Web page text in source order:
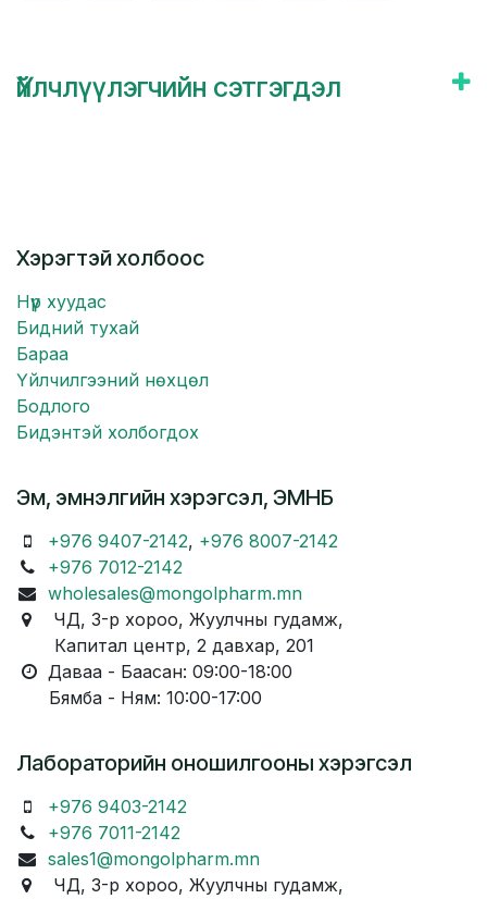
Үйлчлүүлэгчийн сэтгэгдэл
Хэрэгтэй холбоос
Нүүр хуудас
Бидний тухай
Бараа
Үйлчилгээний нөхцөл
Бодлого
Бидэнтэй холбогдох
Эм, эмнэлгийн хэрэгсэл, ЭМНБ
+976 9407-2142, +976 8007-2142
+976 7012-2142
wholesales@mongolpharm.mn
ЧД, 3-р хороо, Жуулчны гудамж,
Капитал центр, 2 давхар, 201
Даваа - Баасан: 09:00-18:00
Бямба - Ням: 10:00-17:00
Лабораторийн оношилгооны хэрэгсэл
+976 9403-2142
+976 7011-2142
sales1@mongolpharm.mn
ЧД, 3-р хороо, Жуулчны гудамж,